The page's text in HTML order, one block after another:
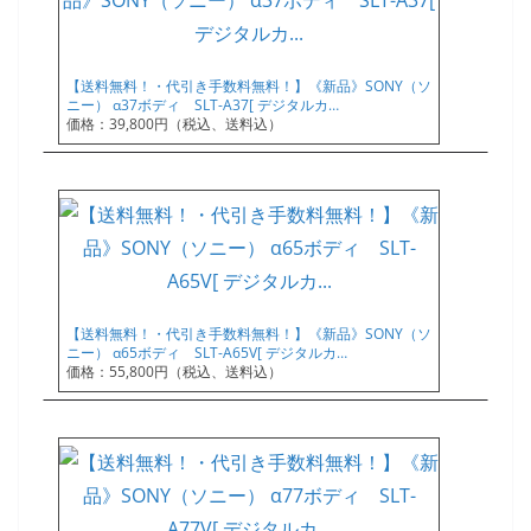
【送料無料！・代引き手数料無料！】《新品》SONY（ソ
ニー） α37ボディ SLT-A37[ デジタルカ…
価格：39,800円（税込、送料込）
【送料無料！・代引き手数料無料！】《新品》SONY（ソ
ニー） α65ボディ SLT-A65V[ デジタルカ…
価格：55,800円（税込、送料込）